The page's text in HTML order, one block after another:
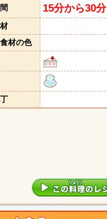
15分から30分
材の色